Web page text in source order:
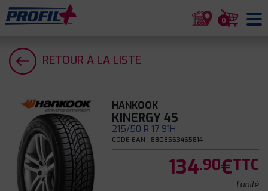
0
RETOUR À LA LISTE
HANKOOK
KINERGY 4S
215/50 R 17 91H
CODE EAN : 8808563465814
134.90€TTC
l'unité